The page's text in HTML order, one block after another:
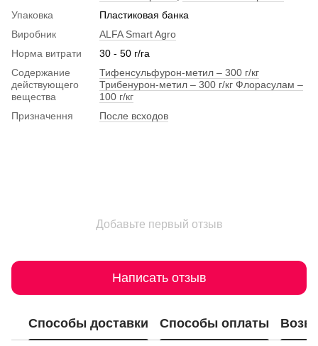
Упаковка
Пластиковая банка
Виробник
ALFA Smart Agro
Норма витрати
30 - 50 г/га
Содержание
действующего
вещества
Тифенсульфурон-метил – 300 г/кг
Трибенурон-метил – 300 г/кг Флорасулам –
100 г/кг
Призначення
После всходов
Добавьте первый отзыв
Написать отзыв
Способы доставки Способы оплаты